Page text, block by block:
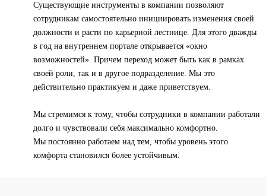
Существующие инструменты в компании позволяют
сотрудникам самостоятельно инициировать изменения своей
должности и расти по карьерной лестнице. Для этого дважды
в год на внутреннем портале открывается «окно
возможностей». Причем переход может быть как в рамках
своей роли, так и в другое подразделение. Мы это
действительно практикуем и даже приветствуем.
Мы стремимся к тому, чтобы сотрудники в компании работали
долго и чувствовали себя максимально комфортно.
Мы постоянно работаем над тем, чтобы уровень этого
комфорта становился более устойчивым.